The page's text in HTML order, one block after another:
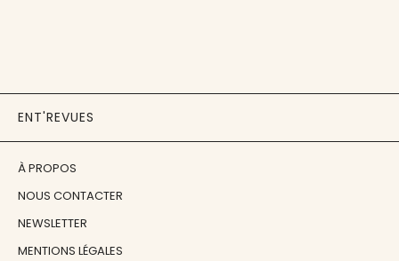
ENT'REVUES
À PROPOS
NOUS CONTACTER
NEWSLETTER
MENTIONS LÉGALES